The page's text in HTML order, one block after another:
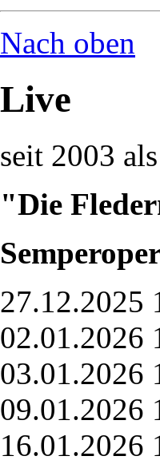
Nach oben
Live
seit 2003
"Die
27.12.2025
02.01.2026
03.01.2026
09.01.2026
16.01.2026